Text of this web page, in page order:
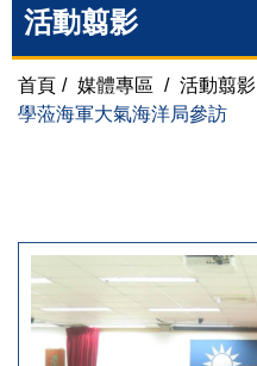
活動翦影
首頁 / 媒體專區 / 活動翦影
學蒞海軍大氣海洋局參訪